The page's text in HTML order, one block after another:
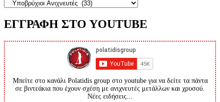
ΕΓΓΡΑΦΗ ΣΤΟ YOUTUBE
Μπείτε στο κανάλι Polatidis group στο youtube για να δείτε τα πάντα
σε βιντεάκια που έχουν σχέση με ανιχνευτές μετάλλων και χρυσού.
Νέες ειδήσεις...